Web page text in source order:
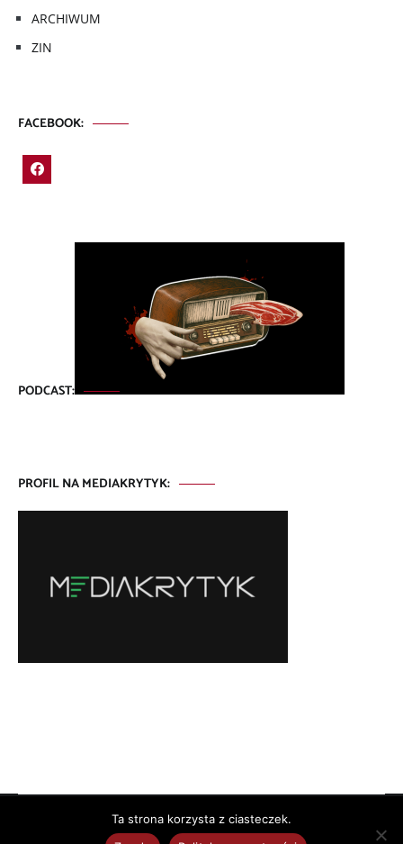
ARCHIWUM
ZIN
FACEBOOK:
PODCAST:
PROFIL NA MEDIAKRYTYK:
Copyright © 2026 . All rights reserved. Theme:
Ta strona korzysta z ciasteczek.